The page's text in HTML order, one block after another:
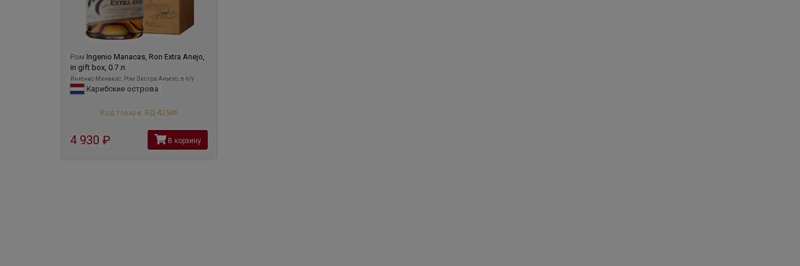
Ром Ingenio Manacas, Ron Extra Anejo,
in gift box, 0.7 л.
Инхенио Манакас, Ром Экстра Аньехо, в п/у
Карибские острова
Код товара: ВД-42586
4 930 В корзину